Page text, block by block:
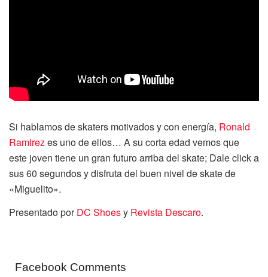
Si hablamos de skaters motivados y con energía, Ronald
Ramirezes uno de ellos… A su corta edad vemos que
este joven tiene un gran futuro arriba del skate; Dale click a
sus 60 segundos y disfruta del buen nivel de skate de
«Miguelito».
Presentado porDC Shoesy Revista Descaro.
Facebook Comments